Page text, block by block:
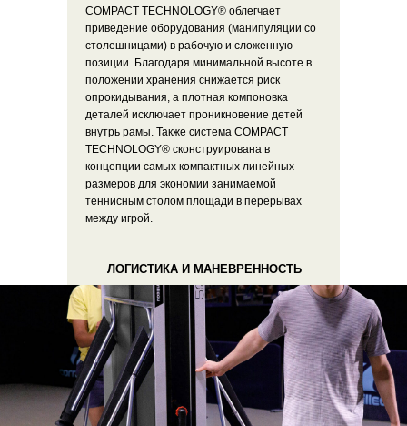
COMPACT TECHNOLOGY® облегчает
приведение оборудования (манипуляции со
столешницами) в рабочую и сложенную
позиции. Благодаря минимальной высоте в
положении хранения снижается риск
опрокидывания, а плотная компоновка
деталей исключает проникновение детей
внутрь рамы. Также система COMPACT
TECHNOLOGY® сконструирована в
концепции самых компактных линейных
размеров для экономии занимаемой
теннисным столом площади в перерывах
между игрой.
ЛОГИСТИКА И МАНЕВРЕННОСТЬ